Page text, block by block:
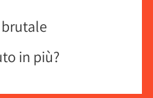
in più?